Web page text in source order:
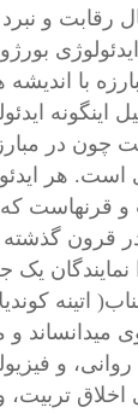
رقابت و
با
اینگونه
چون در
است. هر
و قرنهاست
قرون گذشته
نمایندگان
میدانساند
روانی، و
اخلاق